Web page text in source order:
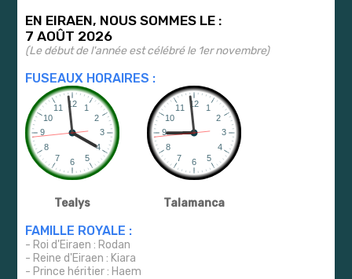
EN EIRAEN, NOUS SOMMES LE :
7 AOÛT 2026
(Le début de l'année est célébré le 1er novembre)
FUSEAUX HORAIRES :
Tealys Talamanca
FAMILLE ROYALE :
- Roi d'Eiraen : Rodan
- Reine d'Eiraen : Kiara
- Prince héritier : Haem